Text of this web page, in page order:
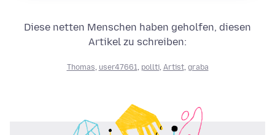
Diese netten Menschen haben geholfen, diesen
Artikel zu schreiben:
Thomas, user47661, pollti, Artist, graba